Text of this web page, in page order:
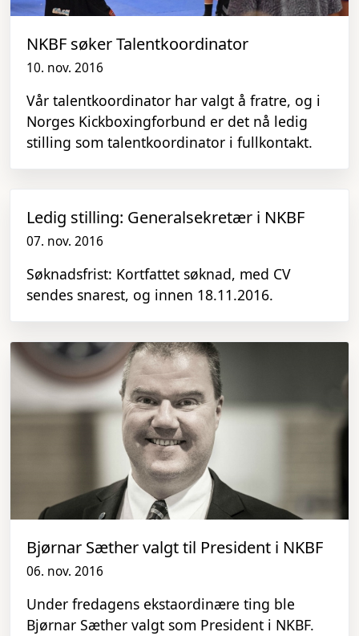
NKBF søker Talentkoordinator
10. nov. 2016
Vår talentkoordinator har valgt å fratre, og i
Norges Kickboxingforbund er det nå ledig
stilling som talentkoordinator i fullkontakt.
Ledig stilling: Generalsekretær i NKBF
07. nov. 2016
Søknadsfrist: Kortfattet søknad, med CV
sendes snarest, og innen 18.11.2016.
Bjørnar Sæther valgt til President i NKBF
06. nov. 2016
Under fredagens ekstaordinære ting ble
Bjørnar Sæther valgt som President i NKBF.